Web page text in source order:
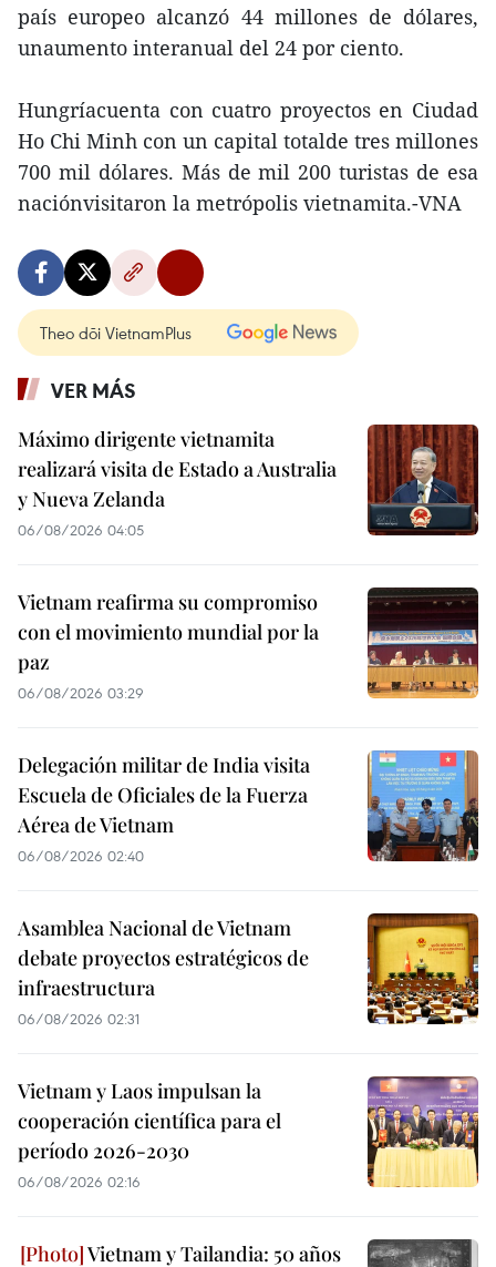
país europeo alcanzó 44 millones de dólares,
unaumento interanual del 24 por ciento.
Hungríacuenta con cuatro proyectos en Ciudad
Ho Chi Minh con un capital totalde tres millones
700 mil dólares. Más de mil 200 turistas de esa
naciónvisitaron la metrópolis vietnamita.-VNA
Theo dõi VietnamPlus
VER MÁS
Máximo dirigente vietnamita
realizará visita de Estado a Australia
y Nueva Zelanda
06/08/2026 04:05
Vietnam reafirma su compromiso
con el movimiento mundial por la
paz
06/08/2026 03:29
Delegación militar de India visita
Escuela de Oficiales de la Fuerza
Aérea de Vietnam
06/08/2026 02:40
Asamblea Nacional de Vietnam
debate proyectos estratégicos de
infraestructura
06/08/2026 02:31
Vietnam y Laos impulsan la
cooperación científica para el
período 2026-2030
06/08/2026 02:16
Vietnam y Tailandia: 50 años